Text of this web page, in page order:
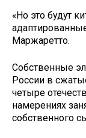
«Но это будут
Маржаретто.
Собственные
России в
четыре
намерениях
собственного